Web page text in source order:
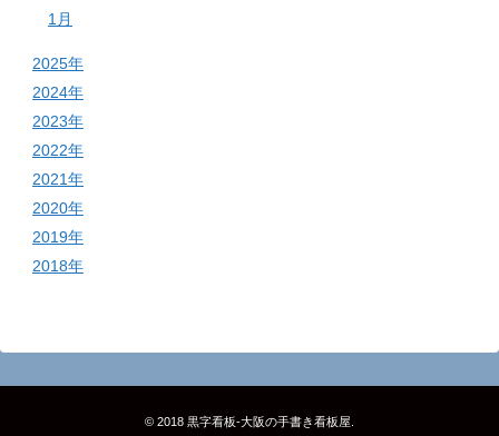
1月
2025年
2024年
2023年
2022年
2021年
2020年
2019年
2018年
© 2018 黒字看板‐大阪の手書き看板屋